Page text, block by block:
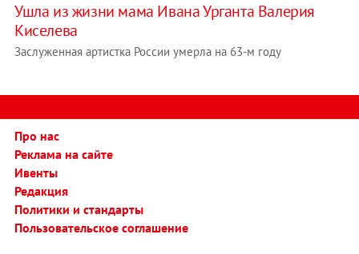
Ушла из жизни мама Ивана Урганта Валерия
Киселева
Заслуженная артистка России умерла на 63-м году
Про нас
Реклама на сайте
Ивенты
Редакция
Политики и стандарты
Пользовательское соглашение